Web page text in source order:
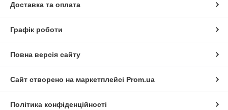
Доставка та оплата
Графік роботи
Повна версія сайту
Сайт створено на маркетплейсі Prom.ua
Політика конфіденційності